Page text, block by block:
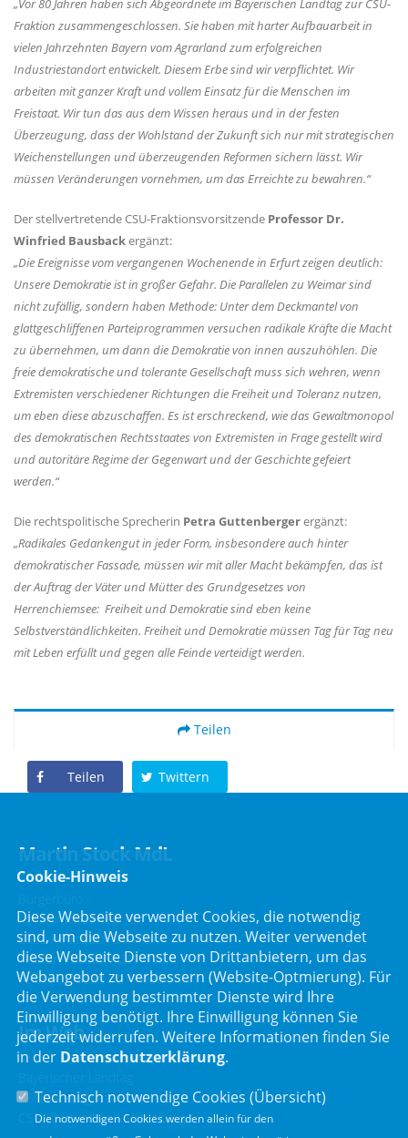
Vor 80 Jahren haben sich Abgeordnete im Bayerischen Landtag zur CSU-
Fraktion zusammengeschlossen. Sie haben mit harter Aufbauarbeit in
vielen Jahrzehnten Bayern vom Agrarland zum erfolgreichen
Industriestandort entwickelt. Diesem Erbe sind wir verpflichtet. Wir
arbeiten mit ganzer Kraft und vollem Einsatz für die Menschen im
Freistaat. Wir tun das aus dem Wissen heraus und in der festen
Überzeugung, dass der Wohlstand der Zukunft sich nur mit strategischen
Weichenstellungen und überzeugenden Reformen sichern lässt. Wir
müssen Veränderungen vornehmen, um das Erreichte zu bewahren.“
Der stellvertretende CSU-Fraktionsvorsitzende Professor Dr.
Winfried Bausbackergänzt:
Die Ereignisse vom vergangenen Wochenende in Erfurt zeigen deutlich:
Unsere Demokratie ist in großer Gefahr. Die Parallelen zu Weimar sind
nicht zufällig, sondern haben Methode: Unter dem Deckmantel von
glattgeschliffenen Parteiprogrammen versuchen radikale Kräfte die Macht
zu übernehmen, um dann die Demokratie von innen auszuhöhlen. Die
freie demokratische und tolerante Gesellschaft muss sich wehren, wenn
Extremisten verschiedener Richtungen die Freiheit und Toleranz nutzen,
um eben diese abzuschaffen. Es ist erschreckend, wie das Gewaltmonopol
des demokratischen Rechtsstaates von Extremisten in Frage gestellt wird
und autoritäre Regime der Gegenwart und der Geschichte gefeiert
werden.“
Die rechtspolitische Sprecherin Petra Guttenbergerergänzt:
Radikales Gedankengut in jeder Form, insbesondere auch hinter
demokratischer Fassade, müssen wir mit aller Macht bekämpfen, das ist
der Auftrag der Väter und Mütter des Grundgesetzes von
Herrenchiemsee: Freiheit und Demokratie sind eben keine
Selbstverständlichkeiten. Freiheit und Demokratie müssen Tag für Tag neu
mit Leben erfüllt und gegen alle Feinde verteidigt werden.
Teilen
Teilen Twittern
Martin Stock MdL
Bürgerbüro
Schafbrückenweg 10
63834 Sulzbach am Main
Telefon :06028 / 217 496 0
Telefax : 06028 / 217 496 9
Im Web
CSU Landtagsfraktion
CSU Kreisverband Miltenberg
Cookie-Hinweis
Diese Webseite verwendet Cookies, die notwendig
sind, um die Webseite zu nutzen. Weiter verwendet
diese Webseite Dienste von Drittanbietern, um das
Webangebot zu verbessern (Website-Optmierung). Für
die Verwendung bestimmter Dienste wird Ihre
Einwilligung benötigt. Ihre Einwilligung können Sie
jederzeit widerrufen. Weitere Informationen finden Sie
in der Datenschutzerklärung.
Technisch notwendige Cookies (Übersicht)
Die notwendigen Cookies werden allein für den